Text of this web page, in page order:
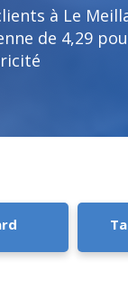
à Le
de 4,29